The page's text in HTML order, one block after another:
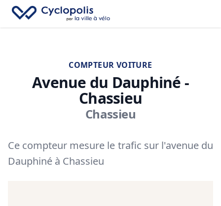
→
Cyclopolis
COMPTEUR VOITURE
Avenue du Dauphiné -
Chassieu
Chassieu
Ce compteur mesure le trafic sur l'avenue du
Dauphiné à Chassieu